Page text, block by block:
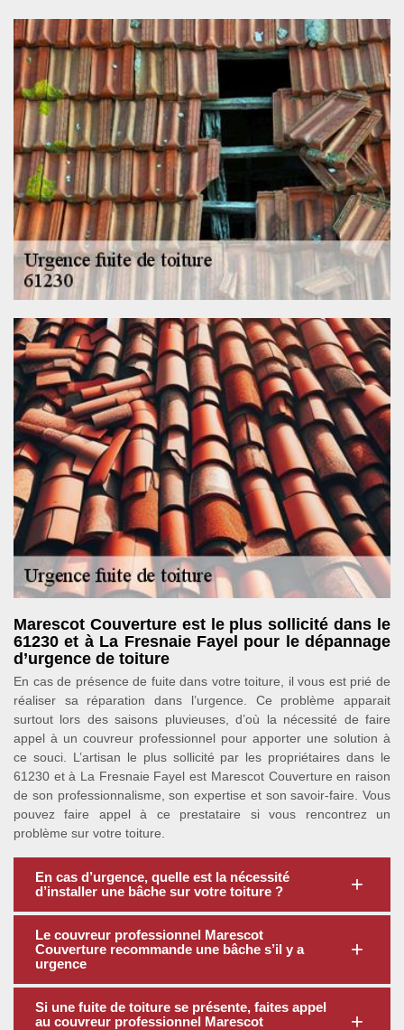
Marescot Couverture est le plus sollicité dans le
61230 et à La Fresnaie Fayel pour le dépannage
d’urgence de toiture
En cas de présence de fuite dans votre toiture, il vous est prié de
réaliser sa réparation dans l’urgence. Ce problème apparait
surtout lors des saisons pluvieuses, d’où la nécessité de faire
appel à un couvreur professionnel pour apporter une solution à
ce souci. L’artisan le plus sollicité par les propriétaires dans le
61230 et à La Fresnaie Fayel est Marescot Couverture en raison
de son professionnalisme, son expertise et son savoir-faire. Vous
pouvez faire appel à ce prestataire si vous rencontrez un
problème sur votre toiture.
En cas d’urgence, quelle est la nécessité
d’installer une bâche sur votre toiture ?
Le couvreur professionnel Marescot
Couverture recommande une bâche s’il y a
urgence
Si une fuite de toiture se présente, faites appel
au couvreur professionnel Marescot